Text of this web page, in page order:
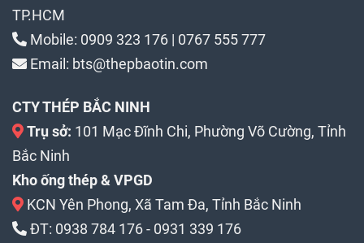
TP.HCM
Mobile: 0909 323 176 | 0767 555 777
Email: bts@thepbaotin.com
CTY THÉP BẮC NINH
Trụ sở: 101 Mạc Đĩnh Chi, Phường Võ Cường, Tỉnh
Bắc Ninh
Kho ống thép & VPGD
KCN Yên Phong, Xã Tam Đa, Tỉnh Bắc Ninh
ĐT: 0938 784 176- 0931 339 176